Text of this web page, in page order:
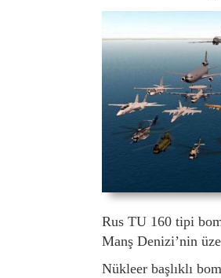
Rus TU 160 tipi
Manş Denizi’nin
Nükleer başlıklı